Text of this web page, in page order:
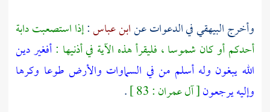
وأخرجالبيهقيفي الدعوات عنابن عباس:إذا استصعبت دابة
أحدكم أو كان شموسا ، فليقرأ هذه الآية في أذنيها :أفغير دين
الله يبغون وله أسلم من في السماوات والأرض طوعا وكرها
وإليه يرجعون[ آل عمران : 83 ]
.